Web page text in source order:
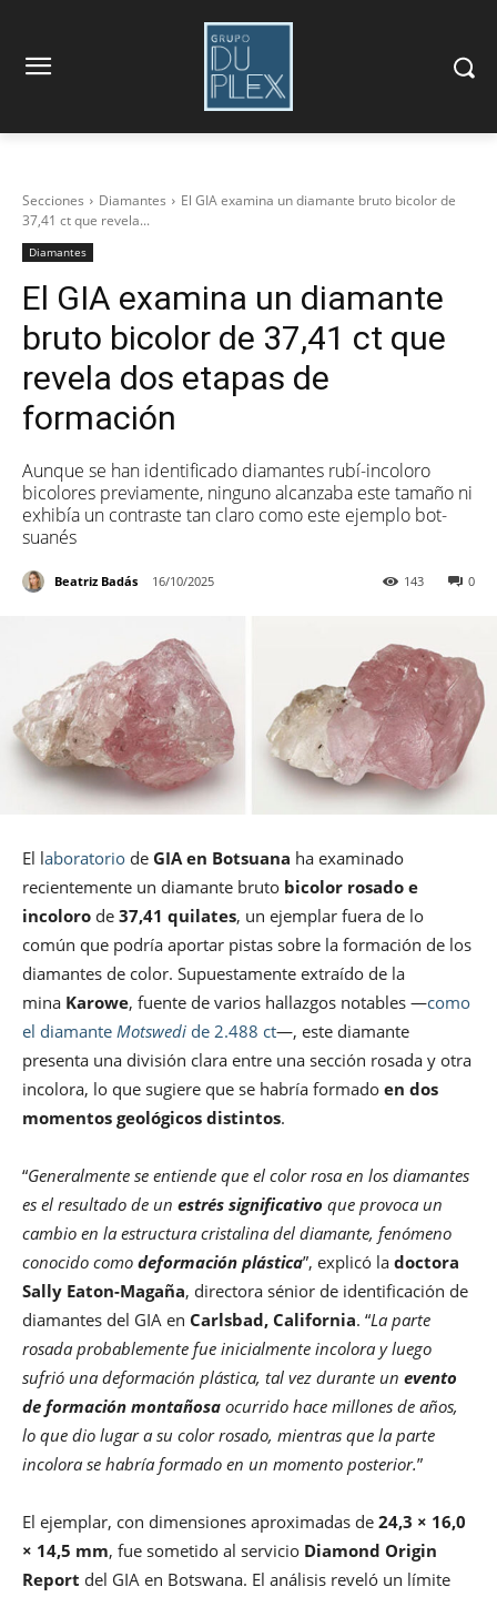
Secciones Diamantes
El GIA examina un diamante bruto bicolor de
37,41 ct que revela...
Diamantes
El GIA examina un diamante
bruto bicolor de 37,41 ct que
revela dos etapas de
formación
Aunque se han identificado diamantes rubí-incoloro
bicolores previamente, ninguno alcanzaba este tamaño ni
exhibía un contraste tan claro como este ejemplo bot­
suanés
Beatriz Badás 16/10/2025 0
143
El laboratorio de GIA en Botsuana ha examinado
recientemente un diamante bruto bicolor rosado e
incoloro de 37,41 quilates, un ejemplar fuera de lo
común que podría aportar pistas sobre la formación de los
diamantes de color. Supuestamente extraído de la
mina Karowe, fuente de varios hallazgos notables —como
el diamante Motswedi de 2.488 ct—, este diamante
presenta una división clara entre una sección rosada y otra
incolora, lo que sugiere que se habría formado en dos
momentos geológicos distintos.
“Generalmente se entiende que el color rosa en los diamantes
es el resultado de un estrés significativo que provoca un
cambio en la estructura cristalina del diamante, fenómeno
conocido como deformación plástica”, explicó la doctora
Sally Eaton-Magaña, directora sénior de identificación de
diamantes del GIA en Carlsbad, California. “La parte
rosada probablemente fue inicialmente incolora y luego
sufrió una deformación plástica, tal vez durante un evento
de formación montañosa ocurrido hace millones de años,
lo que dio lugar a su color rosado, mientras que la parte
incolora se habría formado en un momento posterior.”
El ejemplar, con dimensiones aproximadas de 24,3 × 16,0
× 14,5 mm, fue sometido al servicio Diamond Origin
Report del GIA en Botswana. El análisis reveló un límite